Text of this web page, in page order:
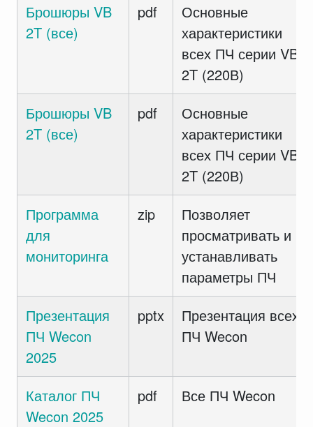
Брошюры VB
2T (все)
pdf
Основные
характеристики
всех ПЧ серии VB
2T (220В)
Брошюры VB
2T (все)
pdf
Основные
характеристики
всех ПЧ серии VB
2T (220В)
Программа
для
мониторинга
zip
Позволяет
просматривать и
устанавливать
параметры ПЧ
Презентация
ПЧ Wecon
2025
pptx
Презентация всех
ПЧ Wecon
Каталог ПЧ
Wecon 2025
pdf Все ПЧ Wecon